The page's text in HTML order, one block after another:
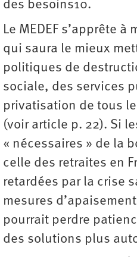
des besoins10.
Le MEDEF s’apprête
qui saura le mieux
politiques de
sociale, des services
privatisation de tous
(voir article p. 22). Si
« nécessaires » de la
celle des retraites en
retardées par la crise
mesures
pourrait perdre
des solutions plus